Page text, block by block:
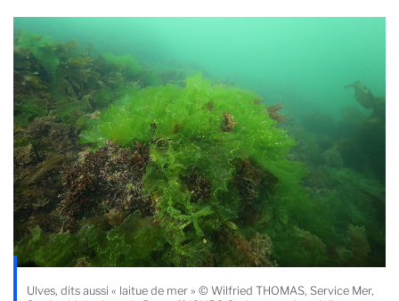
Ulves, dits aussi « laitue de mer » © Wilfried THOMAS, Service Mer,